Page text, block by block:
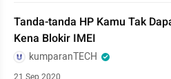
Tanda-tanda HP Kamu Tak
Kena Blokir IMEI
kumparanTECH